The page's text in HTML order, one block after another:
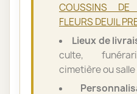
COUSSINS DE
FLEURS DEUIL
Lieux de
culte,
cimetière ou